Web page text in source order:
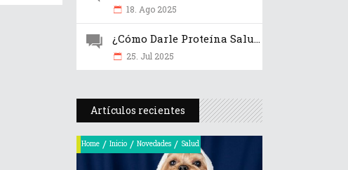
18. Ago 2025
¿Cómo Darle Proteína Salu...
25. Jul 2025
Artículos recientes
Home / Inicio / Novedades / Salud